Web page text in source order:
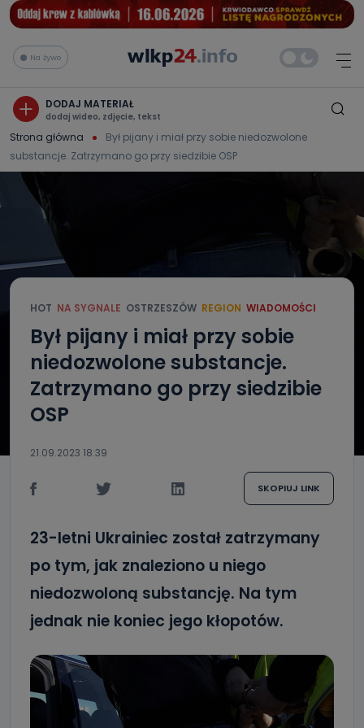
Na żywo
DODAJ MATERIAŁ
dodaj wideo, zdjęcie, tekst
Strona główna
Był pijany i miał przy sobie niedozwolone
substancje. Zatrzymano go przy siedzibie OSP
HOT NA SYGNALE OSTRZESZÓW REGION WIADOMOŚCI
Był pijany i miał przy sobie
niedozwolone substancje.
Zatrzymano go przy siedzibie
OSP
21.09.2023 18:39
SKOPIUJ LINK
23-letni Ukrainiec został zatrzymany
po tym, jak znaleziono u niego
niedozwoloną substancję. Na tym
jednak nie koniec jego kłopotów.